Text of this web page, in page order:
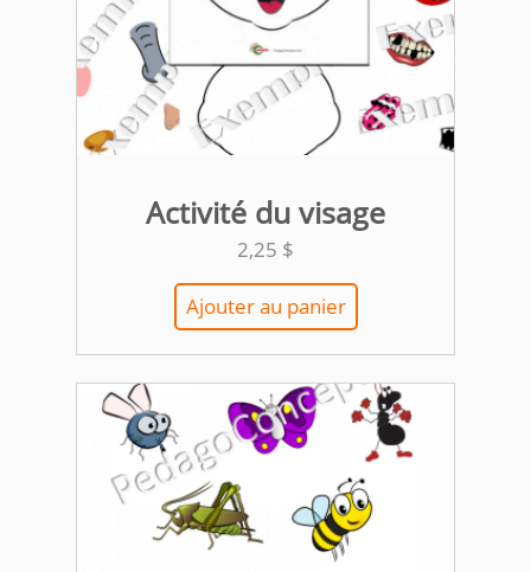
Activité du visage
2,25 $
Ajouter au panier